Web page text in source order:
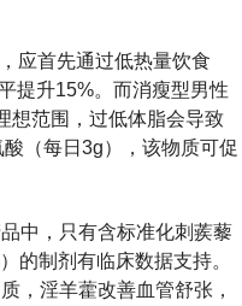
应首先通过低热量饮食
提升15%。而消瘦型男性
想范围，过低体脂会导致
（每日3g），该物质可促
中，只有含标准化刺蒺藜
的制剂有临床数据支持。
，淫羊藿改善血管舒张，